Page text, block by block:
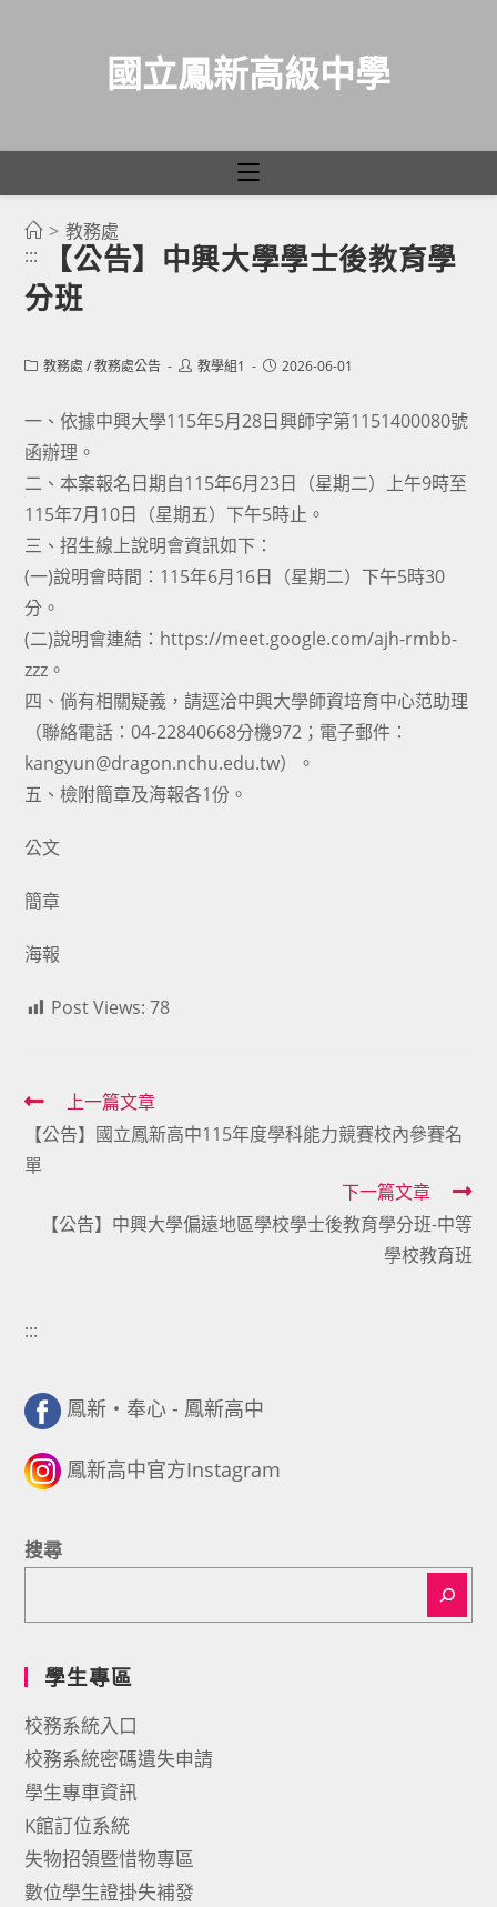
國立鳳新高級中學
> 教務處
:::
【公告】中興大學學士後教育學
分班
Post教務處 / 教務處公告
Post教學組1
Post2026-06-01
一、依據中興大學115年5月28日興師字第1151400080號
函辦理。
二、本案報名日期自115年6月23日（星期二）上午9時至
115年7月10日（星期五）下午5時止。
三、招生線上說明會資訊如下：
(一)說明會時間：115年6月16日（星期二）下午5時30
分。
(二)說明會連結：https://meet.google.com/ajh-rmbb-
zzz。
四、倘有相關疑義，請逕洽中興大學師資培育中心范助理
（聯絡電話：04-22840668分機972；電子郵件：
kangyun@dragon.nchu.edu.tw）。
五、檢附簡章及海報各1份。
公文
簡章
海報
Post Views: 78
Read
more
articles
上一篇文章
【公告】國立鳳新高中115年度學科能力競賽校內參賽名
單
下一篇文章
【公告】中興大學偏遠地區學校學士後教育學分班-中等
學校教育班
:::
鳳新・奉心 - 鳳新高中
鳳新高中官方Instagram
搜尋
學生專區
校務系統入口
校務系統密碼遺失申請
學生專車資訊
K館訂位系統
失物招領暨惜物專區
數位學生證掛失補發